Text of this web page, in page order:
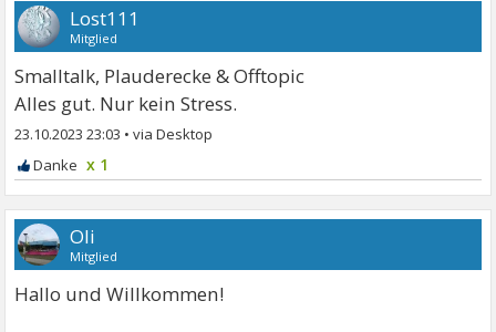
Lost111
Mitglied
Smalltalk, Plauderecke & Offtopic
Alles gut. Nur kein Stress.
23.10.2023 23:03 •
x 1
Oli
Mitglied
Hallo und Willkommen!